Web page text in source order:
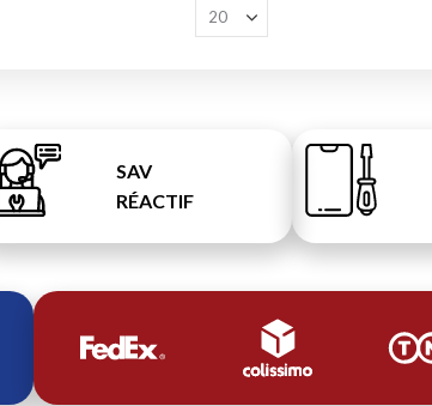
SAV
RÉACTIF